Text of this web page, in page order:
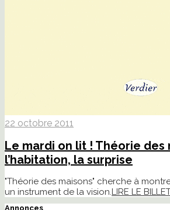
22 octobre 2011
Le mardi on lit ! Théorie des
l’habitation, la surprise
"Théorie des maisons" cherche à
un instrument de la vision.LIRE LE
Annonces